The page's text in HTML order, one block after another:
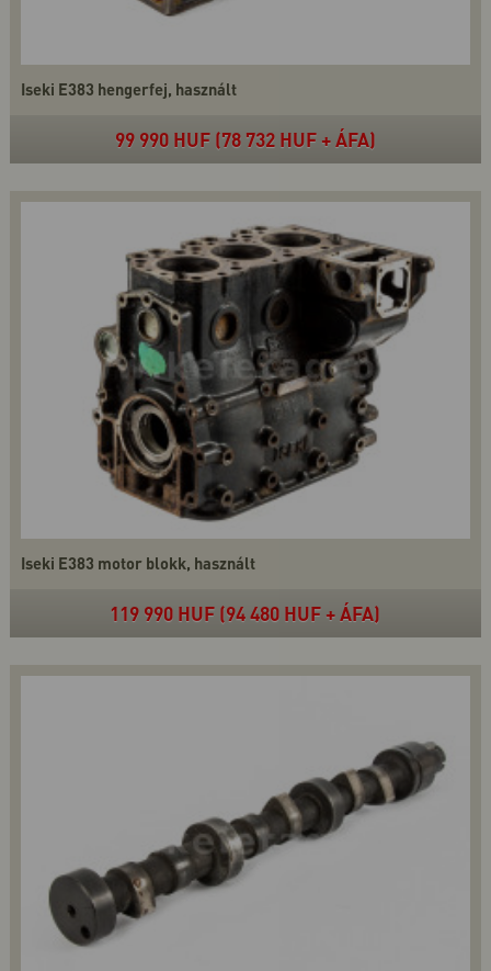
Iseki E383 hengerfej, használt
99 990 HUF (78 732 HUF + ÁFA)
Iseki E383 motor blokk, használt
119 990 HUF (94 480 HUF + ÁFA)